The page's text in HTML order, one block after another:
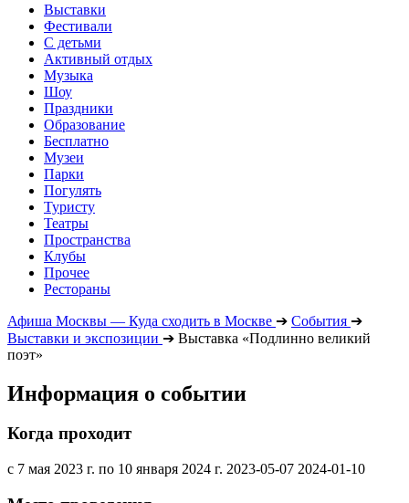
Выставки
Фестивали
С детьми
Активный отдых
Музыка
Шоу
Праздники
Образование
Бесплатно
Музеи
Парки
Погулять
Туристу
Театры
Пространства
Клубы
Прочее
Рестораны
Афиша Москвы — Куда сходить в Москве ➔ События ➔
Выставки и экспозиции ➔ Выставка «Подлинно великий
поэт»
Информация о событии
Когда проходит
с 7 мая 2023 г. по 10 января 2024 г. 2023-05-07 2024-01-10